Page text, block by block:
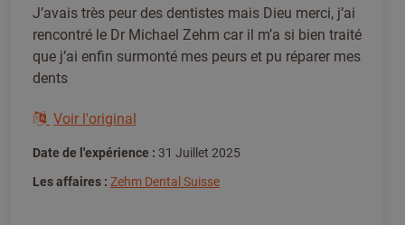
J’avais très peur des dentistes mais Dieu merci, j’ai
rencontré le Dr Michael Zehm car il m’a si bien traité
que j’ai enfin surmonté mes peurs et pu réparer mes
dents
Voir l'original
Date de l'expérience : 31 Juillet 2025
Les affaires : Zehm Dental Suisse